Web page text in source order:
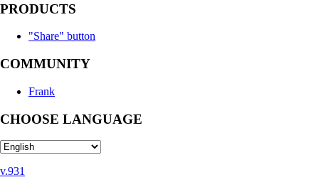
PRODUCTS
"Share" button
COMMUNITY
Frank
CHOOSE LANGUAGE
v.931